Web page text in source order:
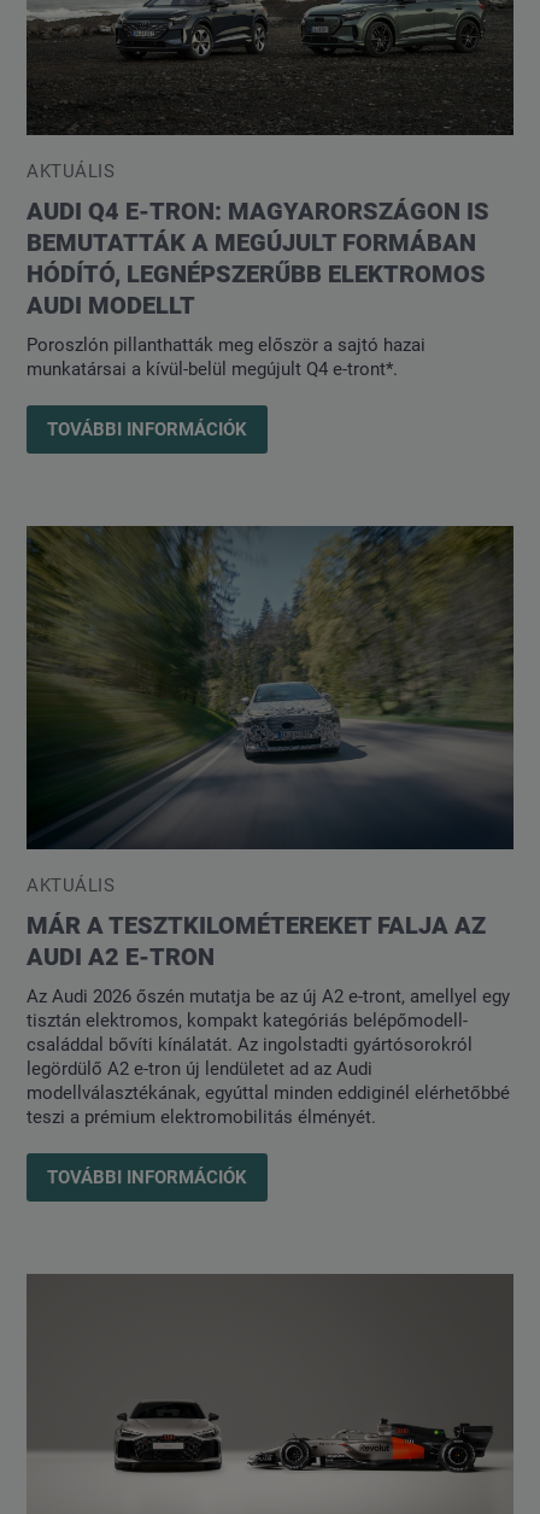
AKTUÁLIS
AUDI Q4 E-TRON: MAGYARORSZÁGON IS
BEMUTATTÁK A MEGÚJULT FORMÁBAN
HÓDÍTÓ, LEGNÉPSZERŰBB ELEKTROMOS
AUDI MODELLT
Poroszlón pillanthatták meg először a sajtó hazai
munkatársai a kívül-belül megújult Q4 e-tront*.
TOVÁBBI INFORMÁCIÓK
AKTUÁLIS
MÁR A TESZTKILOMÉTEREKET FALJA AZ
AUDI A2 E-TRON
Az Audi 2026 őszén mutatja be az új A2 e-tront, amellyel egy
tisztán elektromos, kompakt kategóriás belépőmodell-
családdal bővíti kínálatát. Az ingolstadti gyártósorokról
legördülő A2 e-tron új lendületet ad az Audi
modellválasztékának, egyúttal minden eddiginél elérhetőbbé
teszi a prémium elektromobilitás élményét.
TOVÁBBI INFORMÁCIÓK